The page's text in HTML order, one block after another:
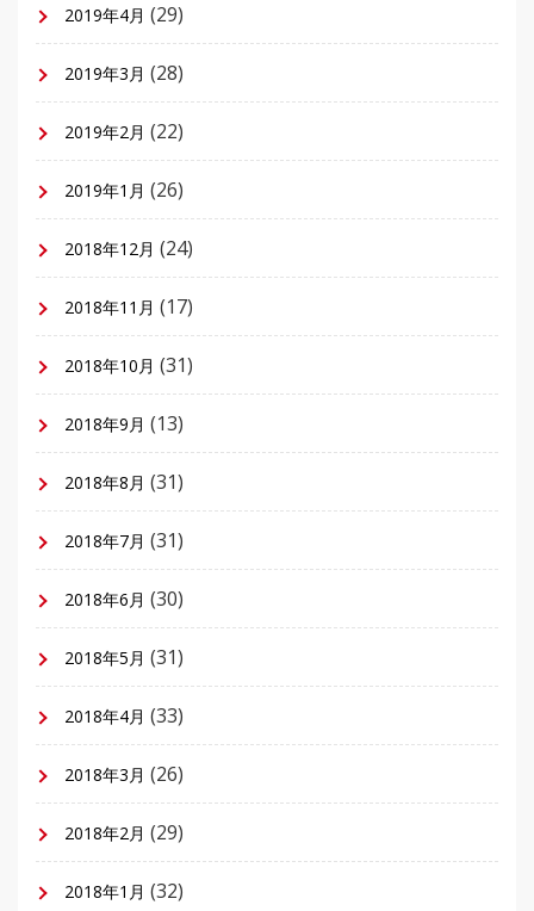
2019年4月 (29)
2019年3月 (28)
2019年2月 (22)
2019年1月 (26)
2018年12月 (24)
2018年11月 (17)
2018年10月 (31)
2018年9月 (13)
2018年8月 (31)
2018年7月 (31)
2018年6月 (30)
2018年5月 (31)
2018年4月 (33)
2018年3月 (26)
2018年2月 (29)
2018年1月 (32)